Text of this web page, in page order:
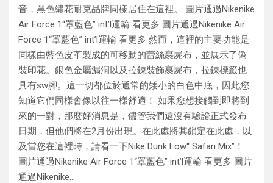
音，黑色繡花耐克品牌同樣居住在這裡。 圖片通過Nikenike
Air Force 1“罩藍色” int’l運輸 看更多 圖片通過Nikenike Air
Force 1“罩藍色” int’l運輸 看更多 然而，這裡的主要功能是
同樣由藍色皮革製成的可移動的蕾絲裹屍布，並展示了偽
裝印花。銀色金屬漏洞以及拉鍊裝飾裹屍布，拉鍊標籤也
具有sw腳。這一切都位於通常的矮小的白色中底，因此您
知道它們同樣會像以往一樣舒適！ 如果您想接觸到即將到
來的一對，那麼好消息是，儘管我們還沒有驗證正式發布
日期，但他們將在2月份出現。在此處將其鎖定在此處，以
及當您在這裡時，請看一下Nike Dunk Low“ Safari Mix”！
圖片通過Nikenike Air Force 1“罩藍色” int’l運輸 看更多 圖片
通過Nikenike…